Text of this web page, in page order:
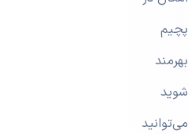
پچیم
بهرمند
شوید
می‌توانید